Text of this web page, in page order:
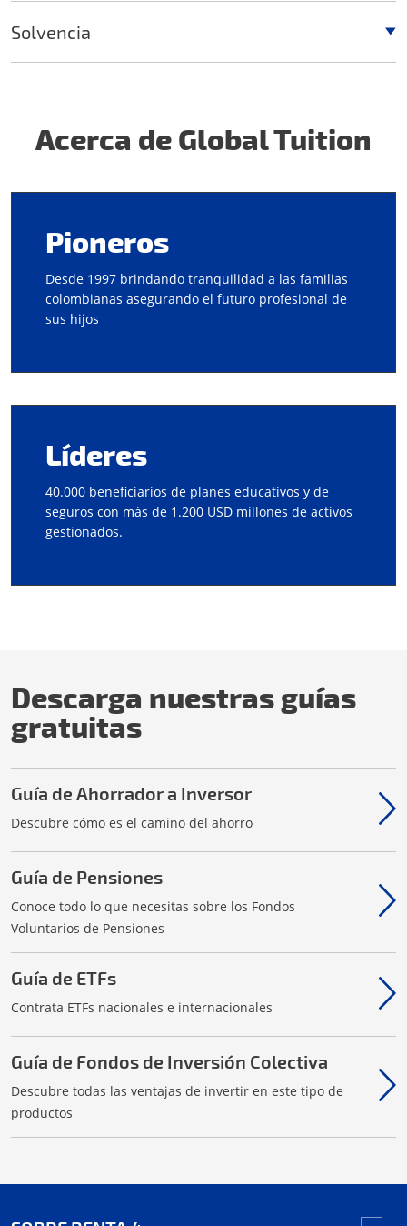
Solvencia
Acerca de Global Tuition
Pioneros
Desde 1997 brindando tranquilidad a las familias
colombianas asegurando el futuro profesional de
sus hijos
Líderes
40.000 beneficiarios de planes educativos y de
seguros con más de 1.200 USD millones de activos
gestionados.
Descarga nuestras guías
gratuitas
Guía de Ahorrador a Inversor
Descubre cómo es el camino del ahorro
Guía de Pensiones
Conoce todo lo que necesitas sobre los Fondos
Voluntarios de Pensiones
Guía de ETFs
Contrata ETFs nacionales e internacionales
Guía de Fondos de Inversión Colectiva
Descubre todas las ventajas de invertir en este tipo de
productos